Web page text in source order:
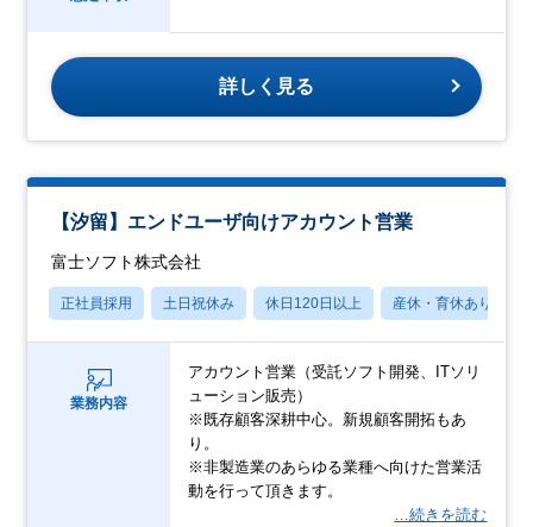
詳しく見る
【汐留】エンドユーザ向けアカウント営業
富士ソフト株式会社
正社員採用 土日祝休み 休日120日以上 産休・育休あり
業務内容
アカウント営業（受託ソフト開発、ITソリ
ューション販売）
※既存顧客深耕中心。新規顧客開拓もあ
り。
※非製造業のあらゆる業種へ向けた営業活
動を行って頂きます。
…続きを読む